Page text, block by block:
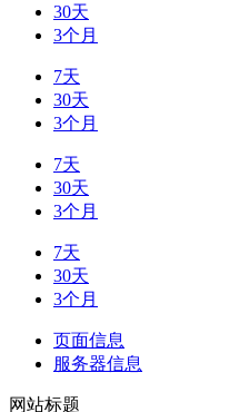
30天
3个月
7天
30天
3个月
7天
30天
3个月
7天
30天
3个月
页面信息
服务器信息
网站标题